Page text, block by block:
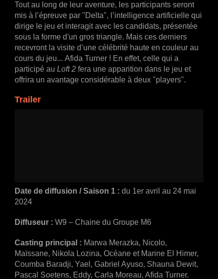
Tout au long de leur aventure, les participants seront
mis à l’épreuve par "Delta", l’intelligence artificielle qui
dirige le jeu et interagit avec les candidats, présentée
sous la forme d'un gros triangle. Mais ces derniers
recevront la visite d’une célébrité haute en couleur au
cours du jeu... Afida Turner ! En effet, celle qui a
participé au Loft 2 fera une apparition dans le jeu et
offrira un avantage considérable à deux "players".
Trailer
Date de diffusion / Saison 1 : du 1er avril au 24 mai
2024
Diffuseur : W9 – Chaine du Groupe M6
Casting principal : Marwa Merazka, Nicolo,
Maïssane, Nikola Lozina, Océane et Marine El Himer,
Coumba Baradji, Yael, Gabriel Ayuso, Shauna Dewit,
Pascal Soetens, Eddy, Carla Moreau, Afida Turner.